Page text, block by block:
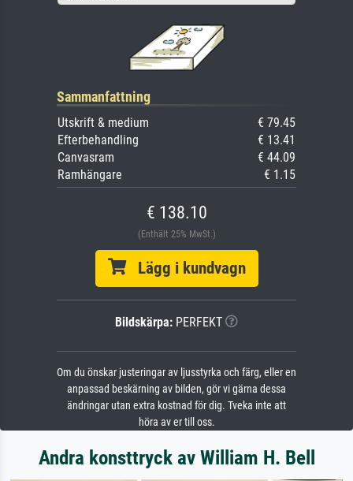
Sammanfattning
Utskrift & medium
€ 79.45
Efterbehandling
€ 13.41
Canvasram
€ 44.09
Ramhängare
€ 1.15
€ 138.10
(Enthält 25% MwSt.)
Lägg i kundvagn
Bildskärpa: PERFEKT
Om du önskar justeringar av ljusstyrka och färg, eller en
anpassad beskärning av bilden, gör vi gärna dessa
ändringar utan extra kostnad för dig. Tveka inte att
höra av er till oss.
Andra konsttryck av William H. Bell